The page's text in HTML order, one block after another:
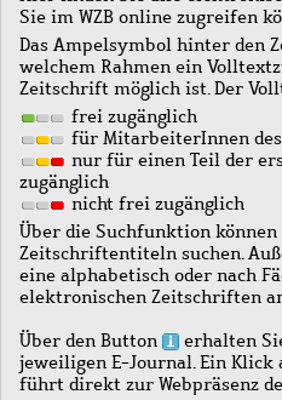
Sie im WZB online zugreifen
Das Ampelsymbol hinter den
welchem Rahmen ein
Zeitschrift möglich ist. Der
frei zugänglich
für MitarbeiterInnen
nur für einen Teil der
zugänglich
nicht frei zugänglich
Über die Suchfunktion
Zeitschriftentiteln suchen.
eine alphabetisch oder nach
elektronischen Zeitschriften
Über den Button
erhalten
jeweiligen E-Journal. Ein
führt direkt zur Webpräsenz